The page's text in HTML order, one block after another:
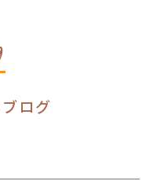
ログ